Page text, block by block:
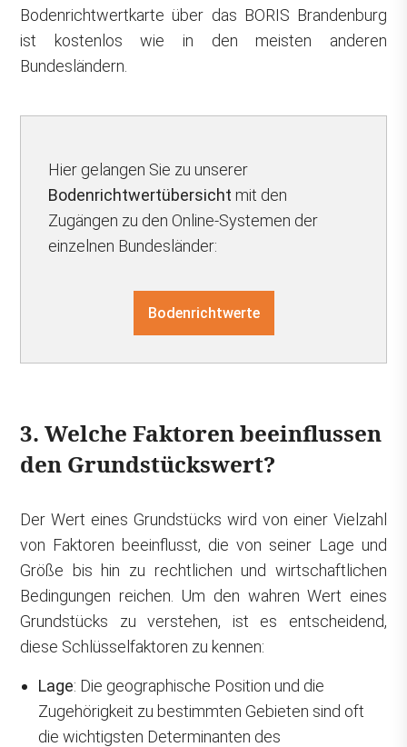
Bodenrichtwertkarte über das BORIS Brandenburg
ist kostenlos wie in den meisten anderen
Bundesländern.
Hier gelangen Sie zu unserer
Bodenrichtwertübersicht mit den
Zugängen zu den Online-Systemen der
einzelnen Bundesländer:
Bodenrichtwerte
3. Welche Faktoren beeinflussen
den Grundstückswert?
Der Wert eines Grundstücks wird von einer Vielzahl
von Faktoren beeinflusst, die von seiner Lage und
Größe bis hin zu rechtlichen und wirtschaftlichen
Bedingungen reichen. Um den wahren Wert eines
Grundstücks zu verstehen, ist es entscheidend,
diese Schlüsselfaktoren zu kennen:
Lage: Die geographische Position und die
Zugehörigkeit zu bestimmten Gebieten sind oft
die wichtigsten Determinanten des